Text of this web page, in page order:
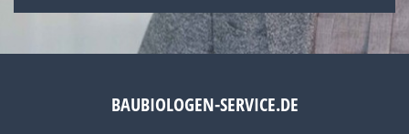
BAUBIOLOGEN-SERVICE.DE